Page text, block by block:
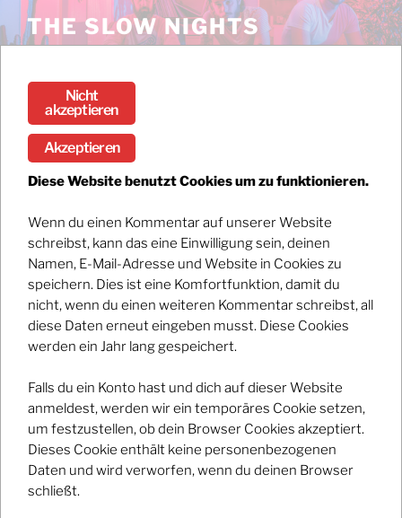
Zum
InhaltTHE SLOW NIGHTS
Stream the debut album DARK / BRIGHT now!
SUBMIT ORGANIZER FORM
WITH <3 FROM THE SLOW NIGHTS
Impressum / Datenschutz
Facebook
Nicht
akzeptieren
Akzeptieren
Diese Website benutzt Cookies um zu funktionieren.
Wenn du einen Kommentar auf unserer Website
schreibst, kann das eine Einwilligung sein, deinen
Namen, E-Mail-Adresse und Website in Cookies zu
speichern. Dies ist eine Komfortfunktion, damit du
nicht, wenn du einen weiteren Kommentar schreibst, all
diese Daten erneut eingeben musst. Diese Cookies
werden ein Jahr lang gespeichert.
Falls du ein Konto hast und dich auf dieser Website
anmeldest, werden wir ein temporäres Cookie setzen,
um festzustellen, ob dein Browser Cookies akzeptiert.
Dieses Cookie enthält keine personenbezogenen
Daten und wird verworfen, wenn du deinen Browser
schließt.